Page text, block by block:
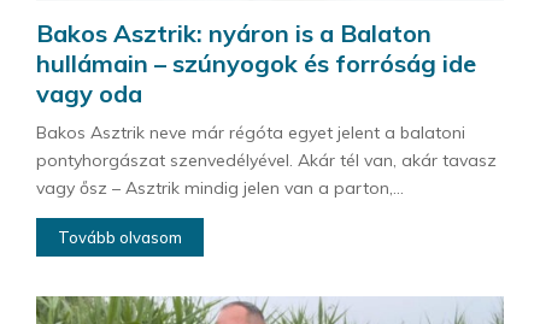
Bakos Asztrik: nyáron is a Balaton
hullámain – szúnyogok és forróság ide
vagy oda
Bakos Asztrik neve már régóta egyet jelent a balatoni
pontyhorgászat szenvedélyével. Akár tél van, akár tavasz
vagy ősz – Asztrik mindig jelen van a parton,...
Tovább olvasom